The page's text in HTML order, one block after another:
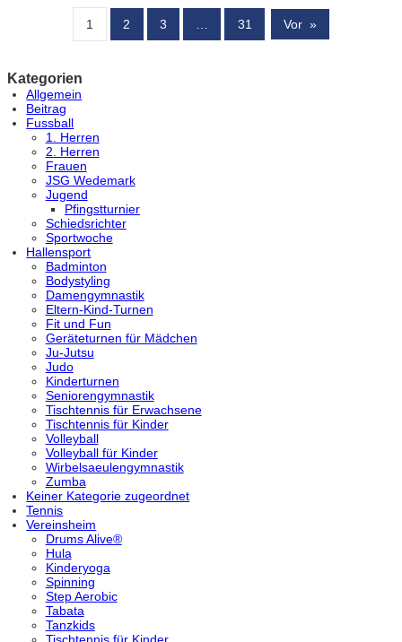
1 2 3 … 31 Vor »
Kategorien
Allgemein
Beitrag
Fussball
1. Herren
2. Herren
Frauen
JSG Wedemark
Jugend
Pfingstturnier
Schiedsrichter
Sportwoche
Hallensport
Badminton
Bodystyling
Damengymnastik
Eltern-Kind-Turnen
Fit und Fun
Geräteturnen für Mädchen
Ju-Jutsu
Judo
Kinderturnen
Seniorengymnastik
Tischtennis für Erwachsene
Tischtennis für Kinder
Volleyball
Volleyball für Kinder
Wirbelsaeulengymnastik
Zumba
Keiner Kategorie zugeordnet
Tennis
Vereinsheim
Drums Alive®
Hula
Kinderyoga
Spinning
Step Aerobic
Tabata
Tanzkids